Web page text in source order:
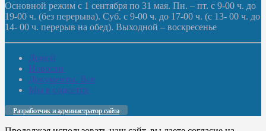
Основной режим с 1 сентября по 31 мая. Пн. – пт. с 9-00 ч. до
19-00 ч. (без перерыва). Суб. с 9-00 ч. до 17-00 ч. (с 13- 00 ч. до
14- 00 ч. перерыв на обед). Выходной – воскресенье
Домой
Новости
Документы. Все
Мы в соцсетях
Разработчик и администратор сайта